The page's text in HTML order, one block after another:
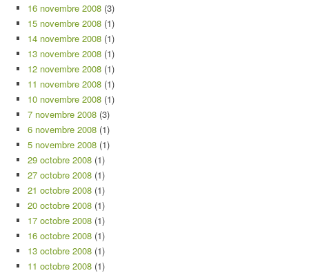
16 novembre 2008 (3)
15 novembre 2008 (1)
14 novembre 2008 (1)
13 novembre 2008 (1)
12 novembre 2008 (1)
11 novembre 2008 (1)
10 novembre 2008 (1)
7 novembre 2008 (3)
6 novembre 2008 (1)
5 novembre 2008 (1)
29 octobre 2008 (1)
27 octobre 2008 (1)
21 octobre 2008 (1)
20 octobre 2008 (1)
17 octobre 2008 (1)
16 octobre 2008 (1)
13 octobre 2008 (1)
11 octobre 2008 (1)